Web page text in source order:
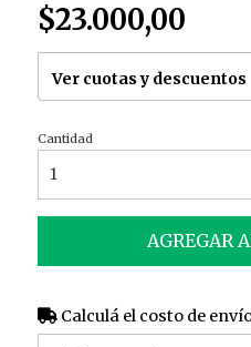
$23.000,00
Ver cuotas y descuentos
Cantidad
AGREGAR
Calculá el costo de